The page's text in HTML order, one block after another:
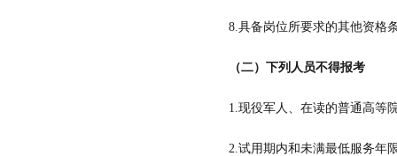
8.具备岗位所要求的其他资格
（二）下列人员不得报考
1.现役军人、在读的普通高等
2.试用期内和未满最低服务年